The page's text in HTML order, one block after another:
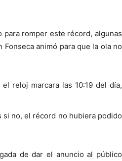
para romper este récord, algunas
animó para que la ola no
reloj marcara las 10:19 del día,
si no, el récord no hubiera podido
de dar el anuncio al público